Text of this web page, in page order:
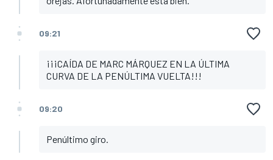
09:21
¡¡¡CAÍDA DE MARC MÁRQUEZ EN LA ÚLTIMA
CURVA DE LA PENÚLTIMA VUELTA!!!
09:20
Penúltimo giro.